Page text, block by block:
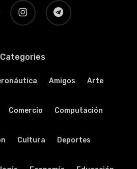
instagram telegram
Categories
Amigos Arte
Comercio Computación
Cultura Deportes